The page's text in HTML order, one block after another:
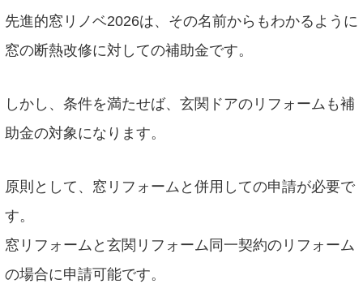
先進的窓リノベ2026は、その名前からもわかるように
窓の断熱改修に対しての補助金です。
しかし、条件を満たせば、玄関ドアのリフォームも補
助金の対象になります。
原則として、窓リフォームと併用しての申請が必要で
す。
窓リフォームと玄関リフォーム同一契約のリフォーム
の場合に申請可能です。